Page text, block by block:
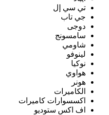
تي سي إل
جي تاب
دوجى
سامسونج
شاومي
لينوفو
نوكيا
هواوي
هونر
الكاميرات
اكسسوارات كاميرات
اف اكس ستوديو